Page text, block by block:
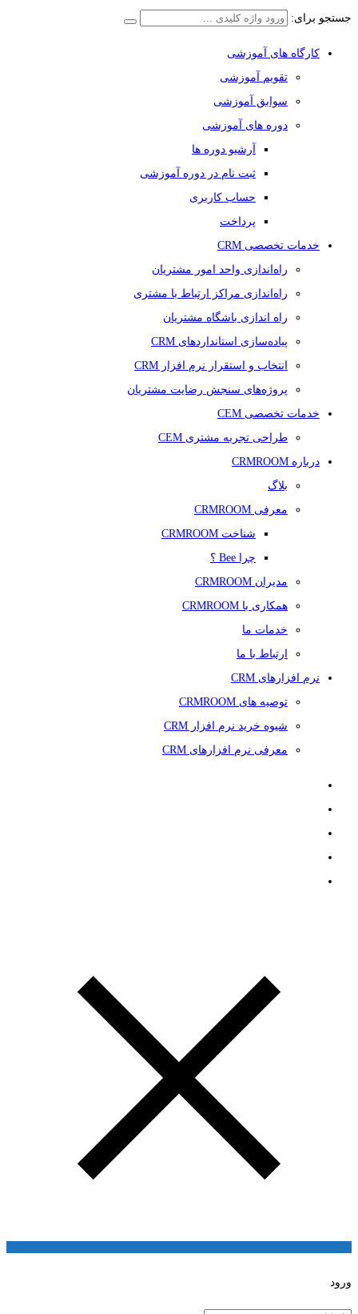
جستجو برای:
کارگاه های آموزشی
تقویم آموزشی
سوابق آموزشی
دوره های آموزشی
آرشیو دوره ها
ثبت نام در دوره آموزشی
حساب کاربری
پرداخت
خدمات تخصصی CRM
راه‌اندازی واحد امور مشتریان
راه‌اندازی مراکز ارتباط با مشتری
راه اندازی باشگاه مشتریان
پیاده‌سازی استانداردهای CRM
انتخاب و استقرار نرم افزار CRM
پروژه‌های سنجش رضایت مشتریان
خدمات تخصصی CEM
طراحی تجربه مشتری CEM
درباره CRMROOM
بلاگ
معرفی CRMROOM
شناخت CRMROOM
چرا Bee ؟
مدیران CRMROOM
همکاری با CRMROOM
خدمات ما
ارتباط با ما
نرم افزارهای CRM
توصیه های CRMROOM
شیوه خرید نرم افزار CRM
معرفی نرم افزارهای CRM
ورود